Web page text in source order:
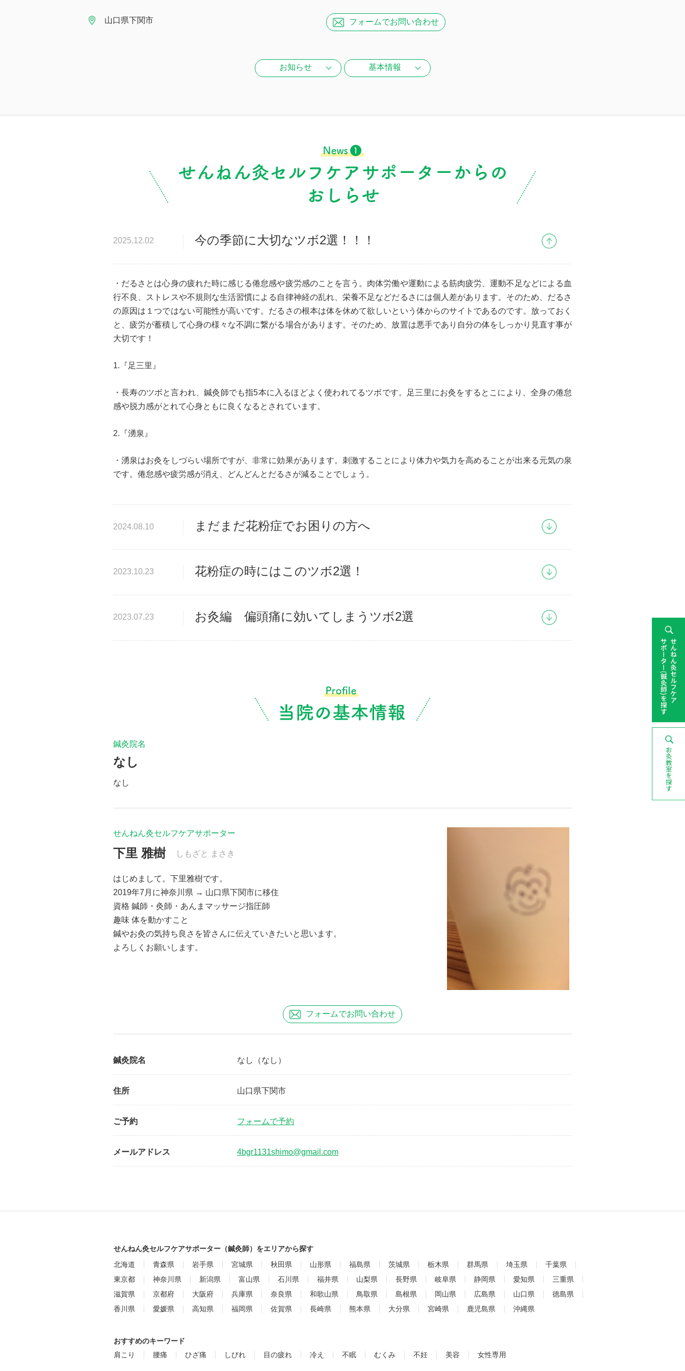
山口県下関市 フォームでお問い合わせ
お知らせ 基本情報
2025.12.02 今の季節に大切なツボ2選！！！
・だるさとは心身の疲れた時に感じる倦怠感や疲労感のことを言う。肉体労働や運動による筋肉疲労、運動不足などによる血
行不良、ストレスや不規則な生活習慣による自律神経の乱れ、栄養不足などだるさには個人差があります。そのため、だるさ
の原因は１つではない可能性が高いです。だるさの根本は体を休めて欲しいという体からのサイトであるのです。放っておく
と、疲労が蓄積して心身の様々な不調に繋がる場合があります。そのため、放置は悪手であり自分の体をしっかり見直す事が
大切です！
1.『足三里』
・長寿のツボと言われ、鍼灸師でも指5本に入るほどよく使われてるツボです。足三里にお灸をするとこにより、全身の倦怠
感や脱力感がとれて心身ともに良くなるとされています。
2.『湧泉』
・湧泉はお灸をしづらい場所ですが、非常に効果があります。刺激することにより体力や気力を高めることが出来る元気の泉
です。倦怠感や疲労感が消え、どんどんとだるさが減ることでしょう。
2024.08.10 まだまだ花粉症でお困りの方へ
2023.10.23 花粉症の時にはこのツボ2選！
2023.07.23 お灸編 偏頭痛に効いてしまうツボ2選
鍼灸院名
なし
なし
せんねん灸セルフケアサポーター
下里 雅樹 しもざと まさき
はじめまして。下里雅樹です。
2019年7月に神奈川県 → 山口県下関市に移住
資格 鍼師・灸師・あんまマッサージ指圧師
趣味 体を動かすこと
鍼やお灸の気持ち良さを皆さんに伝えていきたいと思います。
よろしくお願いします。
フォームでお問い合わせ
鍼灸院名 なし （なし）
住所 山口県下関市
ご予約 フォームで予約
メールアドレス 4bgr1131shimo@gmail.com
せんねん灸セルフケアサポーター（鍼灸師）をエリアから探す
北海道
青森県 岩手県 宮城県 秋田県 山形県 福島県 茨城県 栃木県 群馬県 埼玉県
千葉県
東京都
神奈川県 新潟県 富山県 石川県 福井県 山梨県 長野県 岐阜県 静岡県 愛知県
三重県
滋賀県
京都府 大阪府 兵庫県 奈良県 和歌山県 鳥取県 島根県 岡山県 広島県 山口県
徳島県
香川県
愛媛県 高知県 福岡県 佐賀県 長崎県 熊本県 大分県 宮崎県 鹿児島県 沖縄県
おすすめのキーワード
肩こり
腰痛 ひざ痛 しびれ 目の疲れ 冷え 不眠 むくみ 不妊 美容 女性専用